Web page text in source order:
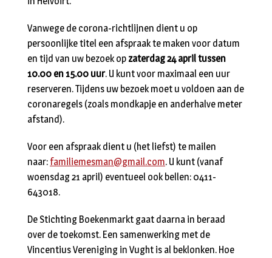
Vanwege de corona-richtlijnen dient u op
persoonlijke titel een afspraak te maken voor datum
en tijd van uw bezoek op zaterdag 24 april tussen
10.00 en 15.00 uur. U kunt voor maximaal een uur
reserveren. Tijdens uw bezoek moet u voldoen aan de
coronaregels (zoals mondkapje en anderhalve meter
afstand).
Voor een afspraak dient u (het liefst) te mailen
naar:familiemesman@gmail.com. U kunt (vanaf
woensdag 21 april) eventueel ook bellen: 0411-
643018.
De Stichting Boekenmarkt gaat daarna in beraad
over de toekomst. Een samenwerking met de
Vincentius Vereniging in Vught is al beklonken. Hoe